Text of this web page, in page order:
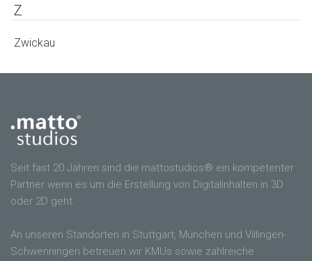
Z
Zwickau
Seit fast 20 Jahren sind die mattostudios® ein kompetenter
Partner wenn es um die Erstellung von Digitalinhalten in 3D
oder 2D geht.
An unseren Standorten in Stuttgart, München und Villingen-
Schwenningen betreuen wir KMUs sowie zahlreiche